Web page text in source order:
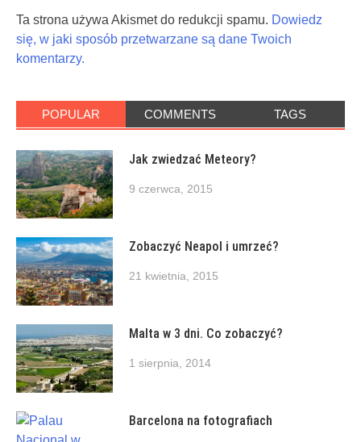
Ta strona używa Akismet do redukcji spamu. Dowiedz
się, w jaki sposób przetwarzane są dane Twoich
komentarzy.
POPULAR COMMENTS TAGS
Jak zwiedzać Meteory?
9 czerwca, 2015
Zobaczyć Neapol i umrzeć?
21 kwietnia, 2015
Malta w 3 dni. Co zobaczyć?
1 sierpnia, 2014
Barcelona na fotografiach